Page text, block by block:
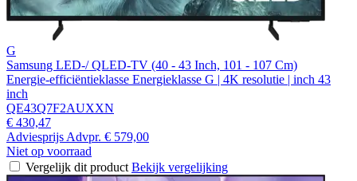
G
Samsung LED-/ QLED-TV (40 - 43 Inch, 101 - 107 Cm)
Energie-efficiëntieklasse Energieklasse G | 4K resolutie | inch 43
inch
QE43Q7F2AUXXN
€ 430,47
Adviesprijs Advpr. € 579,00
Niet op voorraad
Vergelijk dit product Bekijk vergelijking